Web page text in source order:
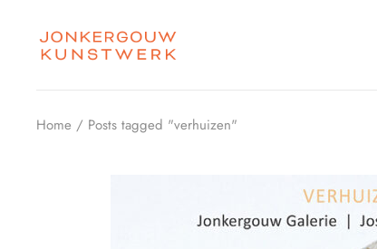
content
Home Posts tagged "verhuizen"